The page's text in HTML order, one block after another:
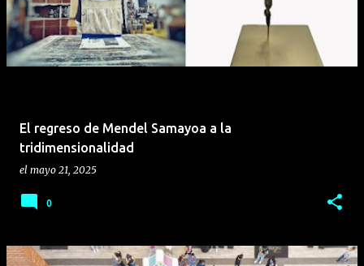
El regreso de Mendel Samayoa a la
tridimensionalidad
el mayo 21, 2025
0